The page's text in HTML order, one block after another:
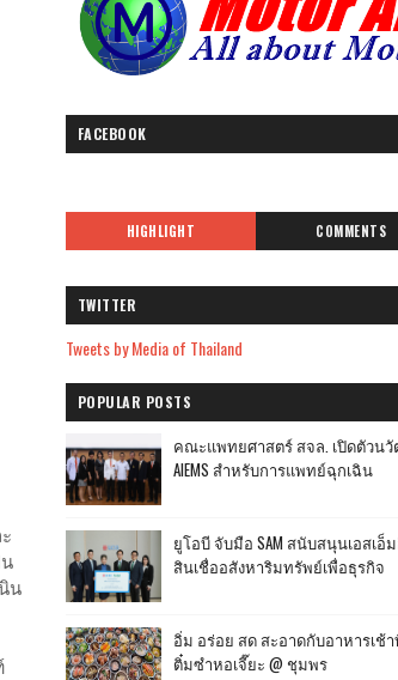
น
FACEBOOK
HIGHLIGHT COMMENTS
TWITTER
Tweets by Media of Thailand
POPULAR POSTS
คณะแพทยศาสตร์ สจล. เปิดตัวนวั
AIEMS สำหรับการแพทย์ฉุกเฉิน
ยูโอบี จับมือ SAM สนับสนุนเอสเอ็
สินเชื่ออสังหาริมทรัพย์เพื่อธุรกิจ
อิ่ม อร่อย สด สะอาดกับอาหารเช้
ติ๋มซำหอเจี๊ยะ @ ชุมพร